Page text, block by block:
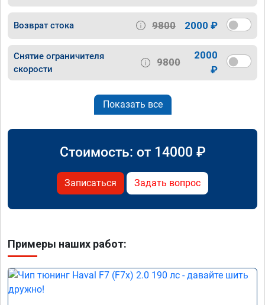
Возврат стока 9800 2000 ₽
Снятие ограничителя
скорости
9800
2000
₽
Показать все
Стоимость: от 14000 ₽
Записаться Задать вопрос
Примеры наших работ: